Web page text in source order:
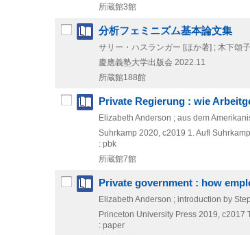
所蔵館3館
分析フェミニズム基本論文集
サリー・ハスランガー [ほか著] ; 木下頌
慶應義塾大学出版会 2022.11
所蔵館188館
Private Regierung : wie
Elizabeth Anderson ; aus dem
Suhrkamp 2020, c2019 1. Aufl
: pbk
所蔵館7館
Private government : how
Elizabeth Anderson ; introduction by
Princeton University Press 2019, c2017
: paper